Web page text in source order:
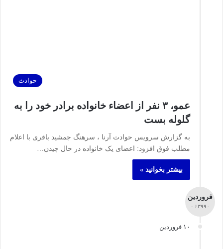
حوادث
عمو، ۳ نفر از اعضاء خانواده برادر خود را به
گلوله بست
به گزارش سرویس حوادث آرنا ، سرهنگ جمشید باقری با اعلام
مطلب فوق افزود: اعضای یک خانواده در حال چیدن…
بیشتر بخوانید »
فروردین
- ۱۳۹۹ -
۱۰ فروردین